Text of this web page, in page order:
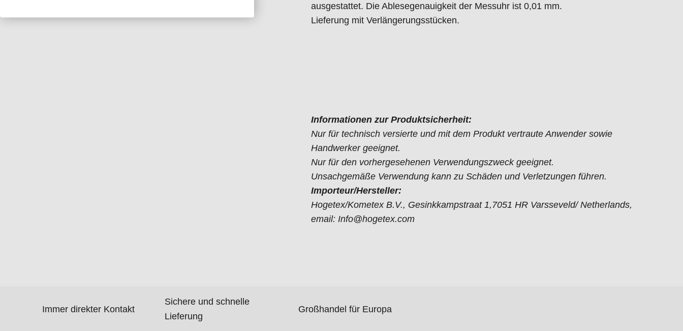
ausgestattet. Die Ablesegenauigkeit der Messuhr ist 0,01 mm.
Lieferung mit Verlängerungsstücken.
Informationen zur Produktsicherheit:
Nur für technisch versierte und mit dem Produkt vertraute Anwender sowie
Handwerker geeignet.
Nur für den vorhergesehenen Verwendungszweck geeignet.
Unsachgemäße Verwendung kann zu Schäden und Verletzungen führen.
Importeur/Hersteller:
Hogetex/Kometex B.V., Gesinkkampstraat 1,7051 HR Varsseveld/ Netherlands,
email: Info@hogetex.com
Immer direkter Kontakt
Sichere und schnelle
Lieferung
Großhandel für Europa